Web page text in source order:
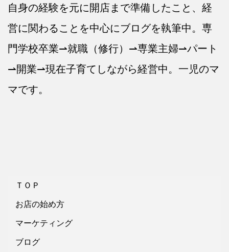
自身の経験を元に開店まで準備したこと、経
営に関わることを中心にブログを執筆中。専
門学校卒業⇀就職（修行）⇀専業主婦⇀パート
⇀開業⇀現在子育てしながら経営中。一児のマ
マです。
ＴＯＰ
お店の始め方
マーケティング
ブログ